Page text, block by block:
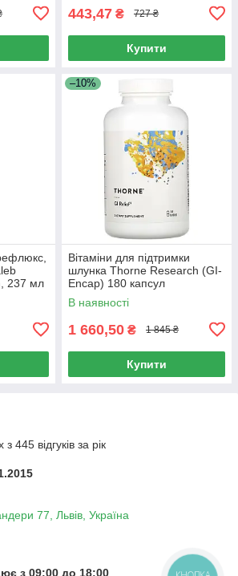
443,47 ₴ 727 ₴
Купити
237 мл
–10%
Вітаміни для підтримки
шлунка Thorne Research (GI-
Encap) 180 капсул
В наявності
1 660,50 ₴ 1 845 ₴
Купити
445 відгуків за рік
77, Львів, Україна
з 09:00 до 18:00